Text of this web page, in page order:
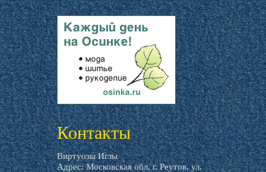
livemaster.ru
Контакты
Виртуозы Иглы
Адрес: Московская обл, г. Реутов, ул.